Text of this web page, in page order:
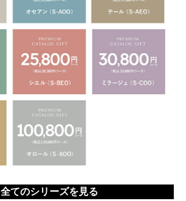
全てのシリーズを見る